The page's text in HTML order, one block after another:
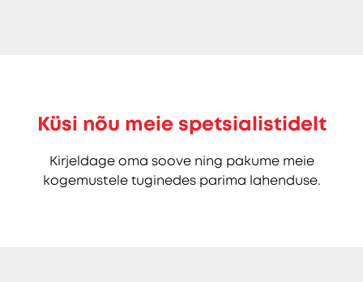
Küsi nõu meie spetsialistidelt
Kirjeldage oma soove ning pakume meie
kogemustele tuginedes parima lahenduse.